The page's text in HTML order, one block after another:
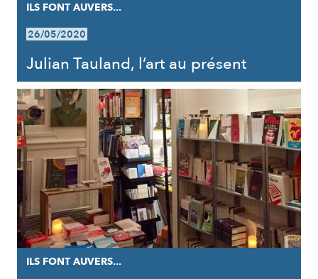
ILS FONT AUVERS...
26/05/2020
Julian Tauland, l’art au présent
ILS FONT AUVERS...